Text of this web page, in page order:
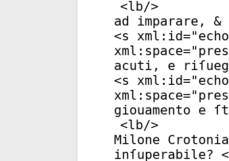
<lb/>
ad imparare, &
<s xml:id="
xml:space="
acuti, e
<s xml:id="
xml:space="
giouamento e
<lb/>
Milone
inſuperabile?